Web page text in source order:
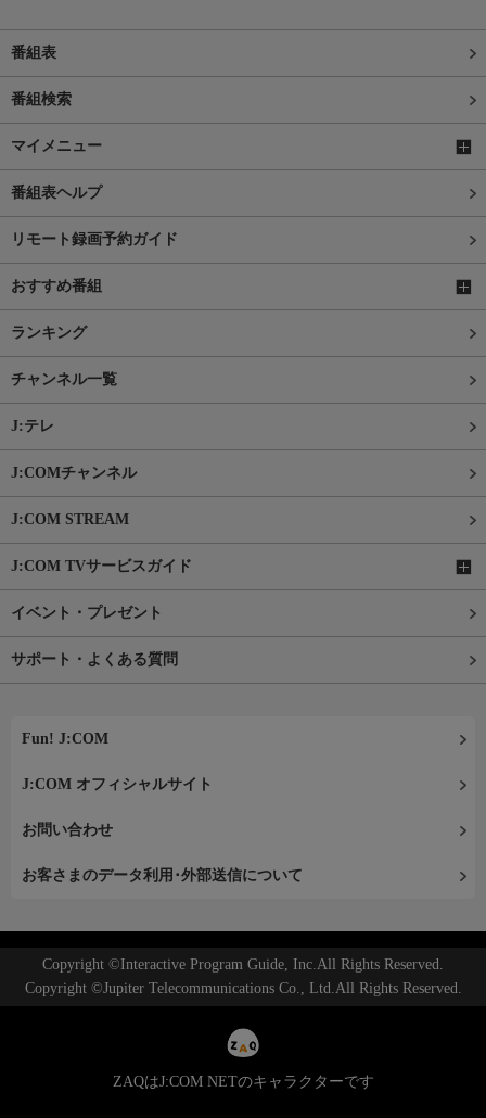
番組表
番組検索
マイメニュー
番組表ヘルプ
リモート録画予約ガイド
おすすめ番組
ランキング
チャンネル一覧
J:テレ
J:COMチャンネル
J:COM STREAM
J:COM TVサービスガイド
イベント・プレゼント
サポート・よくある質問
Fun! J:COM
J:COM オフィシャルサイト
お問い合わせ
お客さまのデータ利用･外部送信について
Copyright ©Interactive Program Guide, Inc.All Rights Reserved.
Copyright ©Jupiter Telecommunications Co., Ltd.All Rights Reserved.
ZAQはJ:COM NETのキャラクターです